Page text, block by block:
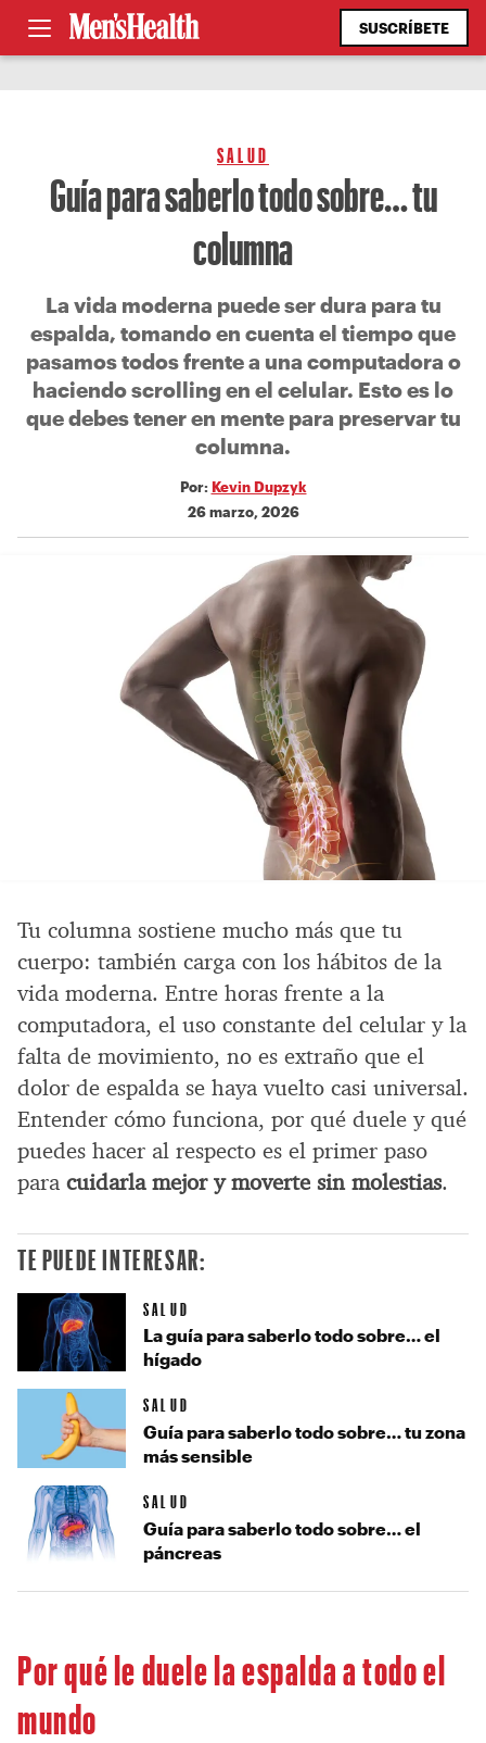
SUSCRÍBETE
SALUD
Guía para saberlo todo sobre… tu
columna
La vida moderna puede ser dura para tu
espalda, tomando en cuenta el tiempo que
pasamos todos frente a una computadora o
haciendo scrolling en el celular. Esto es lo
que debes tener en mente para preservar tu
columna.
Por: Kevin Dupzyk
26 marzo, 2026
Tu columna sostiene mucho más que tu
cuerpo: también carga con los hábitos de la
vida moderna. Entre horas frente a la
computadora, el uso constante del celular y la
falta de movimiento, no es extraño que el
dolor de espalda se haya vuelto casi universal.
Entender cómo funciona, por qué duele y qué
puedes hacer al respecto es el primer paso
para cuidarla mejor y moverte sin molestias.
Por qué le duele la espalda a todo el
mundo
TE PUEDE INTERESAR:
SALUD
La guía para saberlo todo sobre… el
hígado
SALUD
Guía para saberlo todo sobre… tu zona
más sensible
SALUD
Guía para saberlo todo sobre… el
páncreas